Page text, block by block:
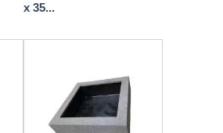
x 35...